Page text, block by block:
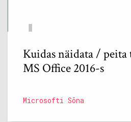
Kuidas näidata /
MS Office 2016-s
Microsofti Sõna